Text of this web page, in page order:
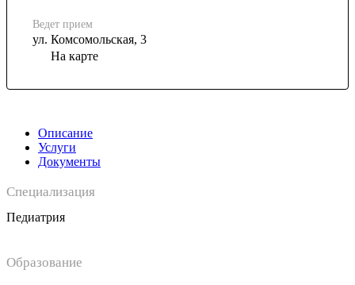
Ведет прием
ул. Комсомольская, 3
На карте
Описание
Услуги
Документы
Специализация
Педиатрия
Образование